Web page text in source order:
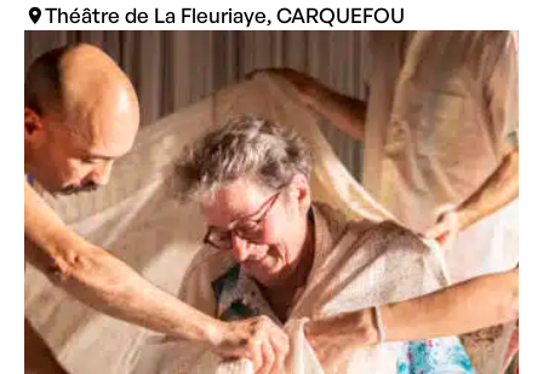
Théâtre de La Fleuriaye, CARQUEFOU